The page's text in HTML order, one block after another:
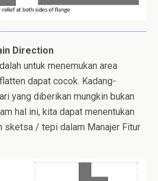
Direction
untuk menemukan area
dapat cocok. Kadang-
yang diberikan mungkin bukan
hal ini, kita dapat menentukan
sketsa / tepi dalam Manajer Fitur